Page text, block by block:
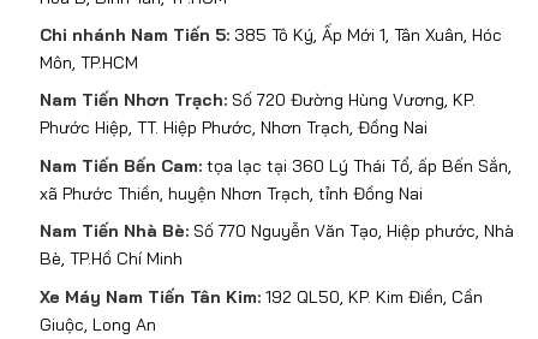
Chi nhánh Nam Tiến 5: 385 Tô Ký, Ấp Mới 1, Tân Xuân, Hóc
Môn, TP.HCM
Nam Tiến Nhơn Trạch: Số 720 Đường Hùng Vương, KP.
Phước Hiệp, TT. Hiệp Phước, Nhơn Trạch, Đồng Nai
Nam Tiến Bến Cam: tọa lạc tại 360 Lý Thái Tổ, ấp Bến Sắn,
xã Phước Thiền, huyện Nhơn Trạch, tỉnh Đồng Nai
Nam Tiến Nhà Bè: Số 770 Nguyễn Văn Tạo, Hiệp phước, Nhà
Bè, TP.Hồ Chí Minh
Xe Máy Nam Tiến Tân Kim: 192 QL50, KP. Kim Điền, Cần
Giuộc, Long An